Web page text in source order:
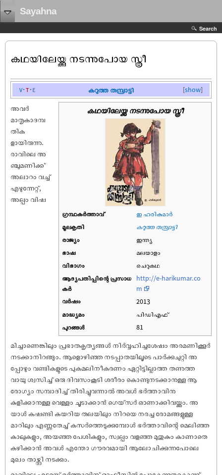
Sayahna
Search
കഥയിലേയ്ക്കു നടന്നുപോയ സ്ത്രീ
[show]
v t e കറുത്ത തമ്പ്രാട്ടി
കഥയിലേയ്ക്കു നടന്നുപോയ സ്ത്രീ
ഗ്രന്ഥകർത്താവ്
ഇ ഹരികുമാര്‍
മൂലകൃതി
കറുത്ത തമ്പ്രാട്ടി
രാജ്യം
ഇന്ത്യ
ഭാഷ
മലയാളം
വിഭാഗം
ചെറുകഥ
ആദ്യപതിപ്പിന്റെ പ്രസാധ
കര്‍
http://e-harikumar.co
m
വര്‍ഷം
2013
മാദ്ധ്യമം
പിഡിഎഫ്
പുറങ്ങള്‍
81
അവർ
മാതൃകാദമ്പ
തിക
ളായിരുന്നു.
രാവിലെ അ
ഞ്ചുമണിക്ക്
അലാറം വച്ച്
എഴുന്നേറ്റ്,
അല്പം വിഷ
മിച്ചാണെങ്കിലും പ്രഭാതകൃത്യങ്ങൾ നിർവ്വഹിച്ചശേഷം അരമണിക്കൂർ
നടക്കാനിറങ്ങും. ആളൊഴിഞ്ഞ നടപ്പാതയിലൂടെ പാർക്കുചുറ്റി അ
പ്പോഴും വണ്ടികളുടെ പുകമലിനീകരണം ഏറ്റിട്ടില്ലാത്ത തണുത്ത
വായു ശ്വസിച്ച് ഒരു ദിവസംകൂടി ശരീരം കൊണ്ടുനടക്കാനുള്ള ആ
രോഗ്യം സമ്പാദിച്ച് തിരിച്ചുവന്നാൽ അവൾ ഭർത്താവിനു
കുളിക്കാനുള്ള വെള്ളം ചൂടാക്കാൻ ഗെയ്‌സർ ഓണാക്കിവയ്ക്കും. അ
യാൾ കഷണ്ടി കയറിയ തലയിലും നിറയെ നരച്ച രോമങ്ങളുള്ള
മാറിലും എണ്ണതേച്ച് കസർത്തെടുക്കുമ്പോൾ ഭർത്താവിന്റെ മെലിഞ്ഞ
കാലുകളും, അയഞ്ഞ പേശികളും, സ്വല്പം വളഞ്ഞ മുതുകും കാണാതെ
കഴിക്കാൻ അവൾ എന്തോ ഗൗരവമായി ആലോചിക്കുന്നപോലെ
മുഖം താഴ്ത്തി നടക്കും.